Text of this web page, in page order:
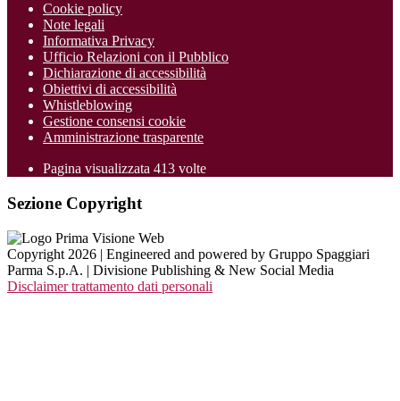
Cookie policy
Note legali
Informativa Privacy
Ufficio Relazioni con il Pubblico
Dichiarazione di accessibilità
Obiettivi di accessibilità
Whistleblowing
Gestione consensi cookie
Amministrazione trasparente
Pagina visualizzata 413 volte
Sezione Copyright
Copyright 2026 | Engineered and powered by Gruppo Spaggiari
Parma S.p.A. | Divisione Publishing & New Social Media
Disclaimer trattamento dati personali